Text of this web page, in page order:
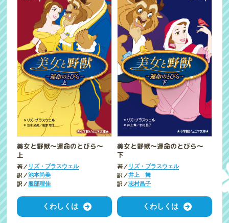
美女と野獣～運命のとびら～
上
著／ リズ・ブラスウェル
訳／池本尚美
訳／服部理佳
くわしくは
美女と野獣～運命のとびら～
下
著／ リズ・ブラスウェル
訳／井上 舞
訳／志村昌子
くわしくは